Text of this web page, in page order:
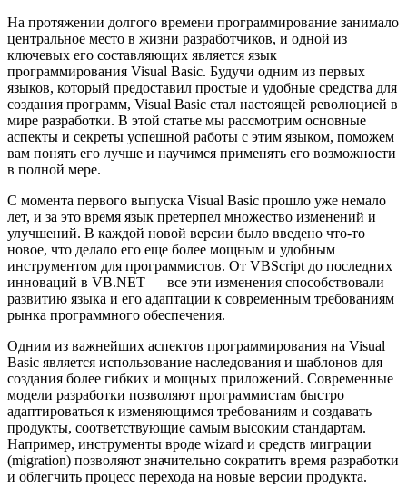
На протяжении долгого времени программирование занимало
центральное место в жизни разработчиков, и одной из
ключевых его составляющих является язык
программирования Visual Basic. Будучи одним из первых
языков, который предоставил простые и удобные средства для
создания программ, Visual Basic стал настоящей революцией в
мире разработки. В этой статье мы рассмотрим основные
аспекты и секреты успешной работы с этим языком, поможем
вам понять его лучше и научимся применять его возможности
в полной мере.
С момента первого выпуска Visual Basic прошло уже немало
лет, и за это время язык претерпел множество изменений и
улучшений. В каждой новой версии было введено что-то
новое, что делало его еще более мощным и удобным
инструментом для программистов. От VBScript до последних
инноваций в VB.NET — все эти изменения способствовали
развитию языка и его адаптации к современным требованиям
рынка программного обеспечения.
Одним из важнейших аспектов программирования на Visual
Basic является использование наследования и шаблонов для
создания более гибких и мощных приложений. Современные
модели разработки позволяют программистам быстро
адаптироваться к изменяющимся требованиям и создавать
продукты, соответствующие самым высоким стандартам.
Например, инструменты вроде wizard и средств миграции
(migration) позволяют значительно сократить время разработки
и облегчить процесс перехода на новые версии продукта.